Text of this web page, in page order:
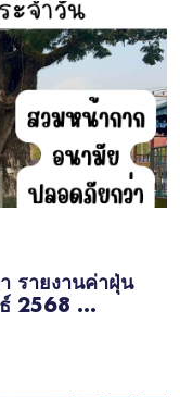
รายงานค่าฝุ่น
2568 ...